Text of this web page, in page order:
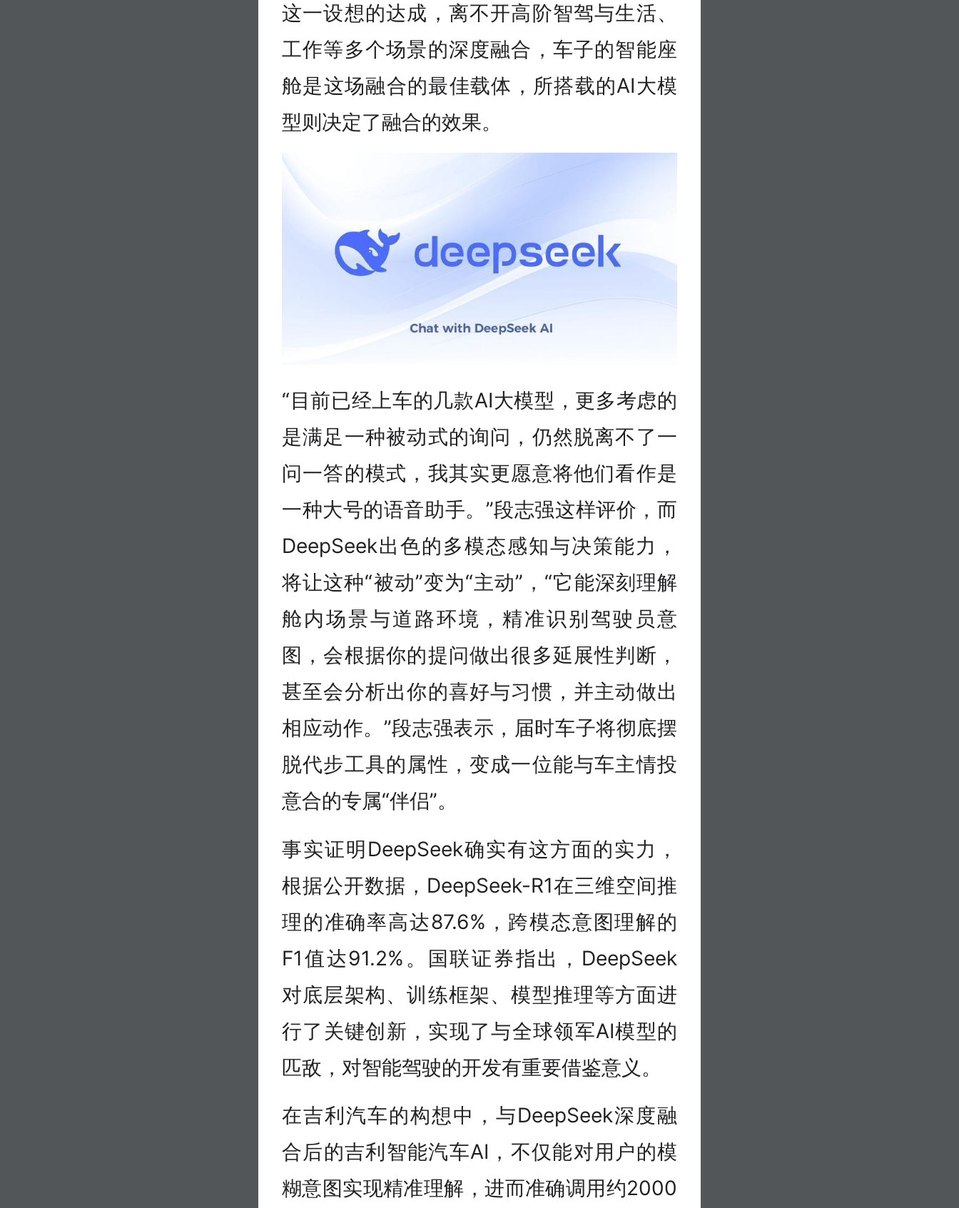
这一设想的达成，离不开高阶智驾与生活、
工作等多个场景的深度融合，车子的智能座
舱是这场融合的最佳载体，所搭载的AI大模
型则决定了融合的效果。
“目前已经上车的几款AI大模型，更多考虑的
是满足一种被动式的询问，仍然脱离不了一
问一答的模式，我其实更愿意将他们看作是
一种大号的语音助手。”段志强这样评价，而
DeepSeek出色的多模态感知与决策能力，
将让这种“被动”变为“主动”，“它能深刻理解
舱内场景与道路环境，精准识别驾驶员意
图，会根据你的提问做出很多延展性判断，
甚至会分析出你的喜好与习惯，并主动做出
相应动作。”段志强表示，届时车子将彻底摆
脱代步工具的属性，变成一位能与车主情投
意合的专属“伴侣”。
事实证明DeepSeek确实有这方面的实力，
根据公开数据，DeepSeek-R1在三维空间推
理的准确率高达87.6%，跨模态意图理解的
F1值达91.2%。国联证券指出，DeepSeek
对底层架构、训练框架、模型推理等方面进
行了关键创新，实现了与全球领军AI模型的
匹敌，对智能驾驶的开发有重要借鉴意义。
在吉利汽车的构想中，与DeepSeek深度融
合后的吉利智能汽车AI，不仅能对用户的模
糊意图实现精准理解，进而准确调用约2000